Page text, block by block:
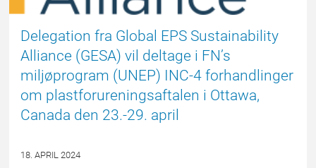
Delegation fra Global EPS Sustainability
Alliance (GESA) vil deltage i FN’s
miljøprogram (UNEP) INC-4 forhandlinger
om plastforureningsaftalen i Ottawa,
Canada den 23.-29. april
18. APRIL 2024